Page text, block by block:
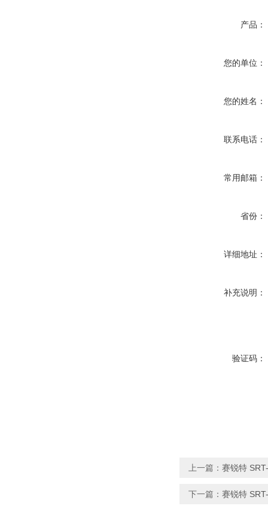
产品：
您的单位：
您的姓名：
联系电话：
常用邮箱：
省份：
详细地址：
补充说明：
验证码：
上一篇： 赛锐特
下一篇： 赛锐特